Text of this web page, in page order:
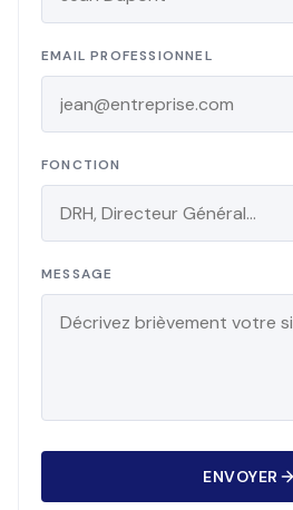
EMAIL PROFESSIONNEL
FONCTION
MESSAGE
ENVOYER